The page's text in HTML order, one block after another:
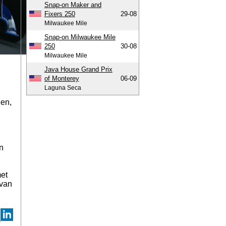
Snap-on Maker and
Fixers 250
Milwaukee Mile
29-08
Snap-on Milwaukee Mile
250
Milwaukee Mile
30-08
Java House Grand Prix
of Monterey
Laguna Seca
06-09